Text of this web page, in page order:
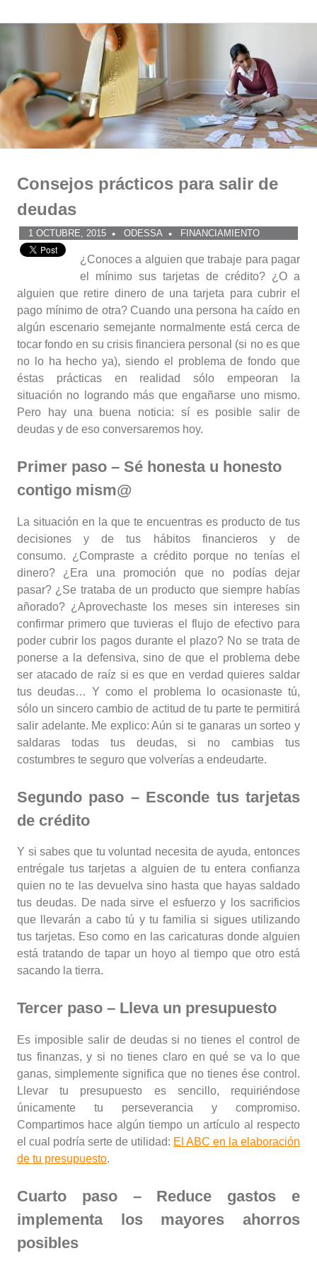
Comunidad
ODESSA
Consejos prácticos para salir de
deudas
1 OCTUBRE, 2015 ODESSA FINANCIAMIENTO
¿Conoces a alguien que trabaje para pagar
el mínimo sus tarjetas de crédito? ¿O a
alguien que retire dinero de una tarjeta para cubrir el
pago mínimo de otra? Cuando una persona ha caído en
algún escenario semejante normalmente está cerca de
tocar fondo en su crisis financiera personal (si no es que
no lo ha hecho ya), siendo el problema de fondo que
éstas prácticas en realidad sólo empeoran la
situación no logrando más que engañarse uno mismo.
Pero hay una buena noticia: sí es posible salir de
deudas y de eso conversaremos hoy.
Primer paso – Sé honesta u honesto
contigo mism@
La situación en la que te encuentras es producto de tus
decisiones y de tus hábitos financieros y de
consumo. ¿Compraste a crédito porque no tenías el
dinero? ¿Era una promoción que no podías dejar
pasar? ¿Se trataba de un producto que siempre habías
añorado? ¿Aprovechaste los meses sin intereses sin
confirmar primero que tuvieras el flujo de efectivo para
poder cubrir los pagos durante el plazo? No se trata de
ponerse a la defensiva, sino de que el problema debe
ser atacado de raíz si es que en verdad quieres saldar
tus deudas… Y como el problema lo ocasionaste tú,
sólo un sincero cambio de actitud de tu parte te permitirá
salir adelante. Me explico: Aún si te ganaras un sorteo y
saldaras todas tus deudas, si no cambias tus
costumbres te seguro que volverías a endeudarte.
Segundo paso – Esconde tus tarjetas
de crédito
Y si sabes que tu voluntad necesita de ayuda, entonces
entrégale tus tarjetas a alguien de tu entera confianza
quien no te las devuelva sino hasta que hayas saldado
tus deudas. De nada sirve el esfuerzo y los sacrificios
que llevarán a cabo tú y tu familia si sigues utilizando
tus tarjetas. Eso como en las caricaturas donde alguien
está tratando de tapar un hoyo al tiempo que otro está
sacando la tierra.
Tercer paso – Lleva un presupuesto
Es imposible salir de deudas si no tienes el control de
tus finanzas, y si no tienes claro en qué se va lo que
ganas, simplemente significa que no tienes ése control.
Llevar tu presupuesto es sencillo, requiriéndose
únicamente tu perseverancia y compromiso.
Compartimos hace algún tiempo un artículo al respecto
el cual podría serte de utilidad: El ABC en la elaboración
de tu presupuesto.
Cuarto paso – Reduce gastos e
implementa los mayores ahorros
posibles